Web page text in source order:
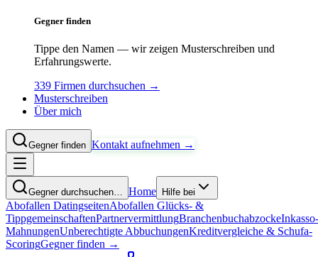
Gegner finden
Tippe den Namen — wir zeigen Musterschreiben und
Erfahrungswerte.
339 Firmen durchsuchen →
Musterschreiben
Über mich
Gegner finden Kontakt aufnehmen →
Gegner durchsuchen… Home Hilfe bei
Abofallen DatingseitenAbofallen Glücks- &
TippgemeinschaftenPartnervermittlungBranchenbuchabzockeInkasso-
MahnungenUnberechtigte AbbuchungenKreditvergleiche & Schufa-
ScoringGegner finden →